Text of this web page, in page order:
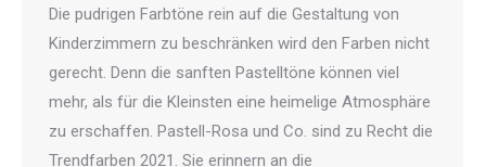
Die pudrigen Farbtöne rein auf die Gestaltung von
Kinderzimmern zu beschränken wird den Farben nicht
gerecht. Denn die sanften Pastelltöne können viel
mehr, als für die Kleinsten eine heimelige Atmosphäre
zu erschaffen. Pastell-Rosa und Co. sind zu Recht die
Trendfarben 2021. Sie erinnern an die